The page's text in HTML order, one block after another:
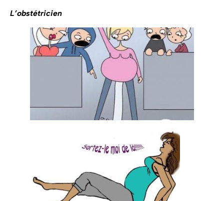
L’obstétricien